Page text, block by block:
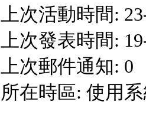
上次活動時間:
上次發表時間:
上次郵件通知: 0
所在時區: 使用